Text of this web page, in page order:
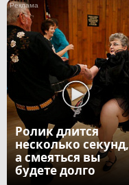
Ролик длится
несколько секунд,
а смеяться вы
будете долго